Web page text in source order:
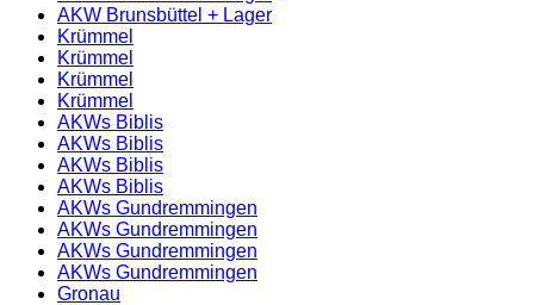
AKW Brunsbüttel + Lager
Krümmel
Krümmel
Krümmel
Krümmel
AKWs Biblis
AKWs Biblis
AKWs Biblis
AKWs Biblis
AKWs Gundremmingen
AKWs Gundremmingen
AKWs Gundremmingen
AKWs Gundremmingen
Gronau